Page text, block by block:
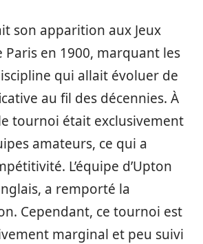
son apparition aux Jeux
Paris en 1900, marquant les
qui allait évoluer de
au fil des décennies. À
tournoi était exclusivement
amateurs, ce qui a
L’équipe d’Upton
a remporté la
Cependant, ce tournoi est
marginal et peu suivi